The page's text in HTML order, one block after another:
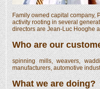
Family owned capital company,
activity rooting in several
directors are Jean-Luc Hooghe
Who are our
spinning mills, weavers,
manufacturers, automotive
What we are doing?